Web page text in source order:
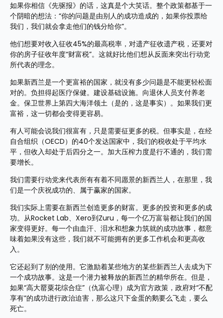
如果你相信《先驱报》的话，这真是个大笑话。整个政策都基于一
个阴暗的想法：“你的问题是由别人的成功造成的，如果你投票给
我们，我们就会拿走他们的钱分给你”。
他们想要对收入征收45%的最高税率，对遗产征收遗产税，还要对
你的房子征收年度“财富税”。这就好比他们想从反面来突出行动党
所代表的理念。
如果新西兰是一个更富裕的国家，就没有多少问题是不能更轻松面
对的。负担得起医疗保健。建设基础设施。向退休人员支付养老
金。保卫世界上第四大海洋领土（是的，这是事实）。如果我们更
富裕，这一切都会变得更容易。
有人可能会说我们很富有，只是需要征更多的税。但事实是，在经
自合组织（OECD）的40个发达国家中，我们的税收处于平均水
平，但收入却处于后四分之一。加大压榨力度是行不通的，我们需
要增长。
我们需要行动党来代表所有有着不同愿景的新西兰人，在那里，我
们是一个庆祝成功的、属于赢家的国家。
我们实际上需要在新西兰创造更多的财富。更多的投资和更多的成
功。从Rocket Lab、Xero到Zuru，每一个亿万富翁都让我们的国
家变得更好。每一个由血汗、泪水和想象力筑就的成功故事，都意
味着如果没有这些，我们就不可能拥有的更多工作机会和更高收
入。
它还起到了别的使用。它激励着某些地方的某些新西兰人去成为下
一个成功故事。这是一个潜力被释放的新西兰的精华所在。但是，
如果“高大罂粟花综合症”（仇富心理）成为官方政策，政府对“不配
享有”的成功进行政治迫害，那么这只下金蛋的鹅要么飞走，要么
死亡。